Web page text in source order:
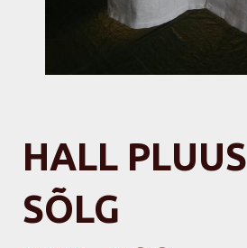
HALL PLUUS
SÕLG